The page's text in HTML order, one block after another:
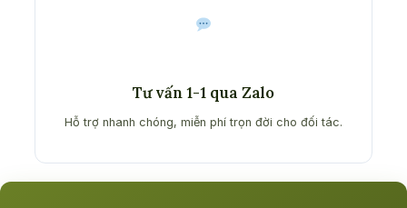
Tư vấn 1-1 qua Zalo
Hỗ trợ nhanh chóng, miễn phí trọn đời cho đối tác.